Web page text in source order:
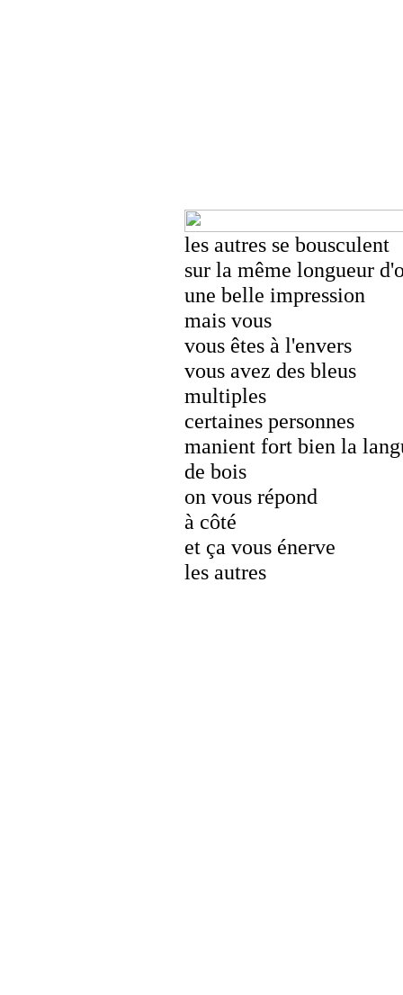
les autres se bousculent
sur la même longueur
une belle impression
mais vous
vous êtes à l'envers
vous avez des bleus
multiples
certaines personnes
manient fort bien la
de bois
on vous répond
à côté
et ça vous énerve
les autres